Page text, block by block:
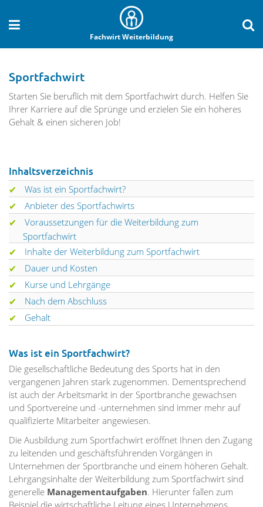
Fachwirt Weiterbildung
Sportfachwirt
Starten Sie beruflich mit dem Sportfachwirt durch. Helfen Sie
Ihrer Karriere auf die Sprünge und erzielen Sie ein höheres
Gehalt & einen sicheren Job!
Inhaltsverzeichnis
Was ist ein Sportfachwirt?
Anbieter des Sportfachwirts
Voraussetzungen für die Weiterbildung zum
Sportfachwirt
Inhalte der Weiterbildung zum Sportfachwirt
Dauer und Kosten
Kurse und Lehrgänge
Nach dem Abschluss
Gehalt
Was ist ein Sportfachwirt?
Die gesellschaftliche Bedeutung des Sports hat in den
vergangenen Jahren stark zugenommen. Dementsprechend
ist auch der Arbeitsmarkt in der Sportbranche gewachsen
und Sportvereine und -unternehmen sind immer mehr auf
qualifizierte Mitarbeiter angewiesen.
Die Ausbildung zum Sportfachwirt eröffnet Ihnen den Zugang
zu leitenden und geschäftsführenden Vorgängen in
Unternehmen der Sportbranche und einem höheren Gehalt.
Lehrgangsinhalte der Weiterbildung zum Sportfachwirt sind
generelle Managementaufgaben. Hierunter fallen zum
Beispiel die wirtschaftliche Leitung eines Unternehmens,